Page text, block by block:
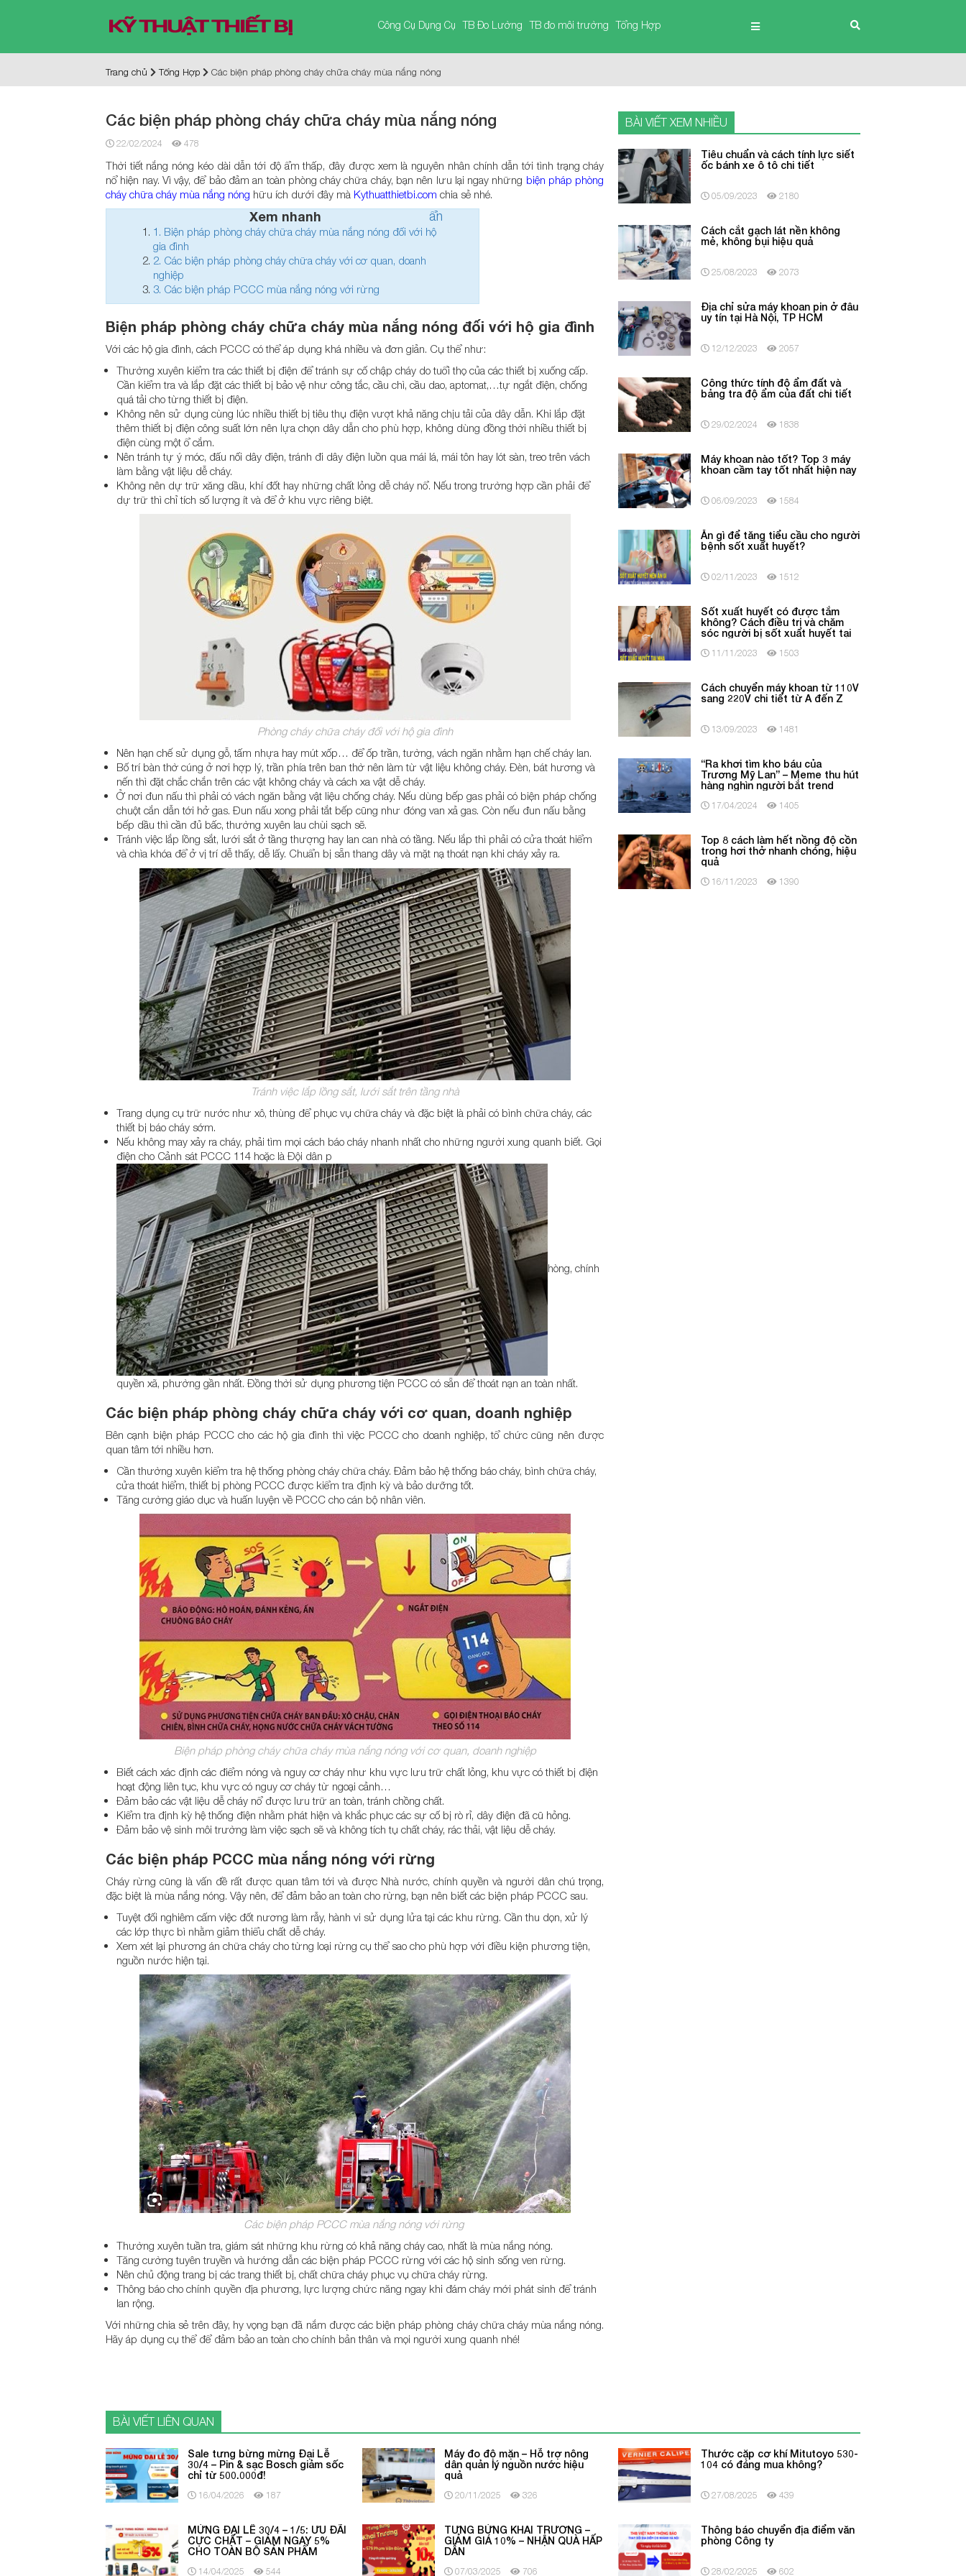
Công Cụ Dụng Cụ TB Đo Lường TB đo môi trường Tổng Hợp
Trang chủ Tổng Hợp Các biện pháp phòng cháy chữa cháy mùa nắng nóng
Các biện pháp phòng cháy chữa cháy mùa nắng nóng
22/02/2024 478
Thời tiết nắng nóng kéo dài dẫn tới độ ẩm thấp, đây được xem là nguyên nhân chính dẫn tới tình trạng cháy
nổ hiện nay. Vì vậy, để bảo đảm an toàn phòng cháy chữa cháy, bạn nên lưu lại ngay những biện pháp phòng
cháy chữa cháy mùa nắng nóng hữu ích dưới đây mà Kythuatthietbi.com chia sẻ nhé.
Xem nhanh ẩn
1. Biện pháp phòng cháy chữa cháy mùa nắng nóng đối với hộ
gia đình
2. Các biện pháp phòng cháy chữa cháy với cơ quan, doanh
nghiệp
3. Các biện pháp PCCC mùa nắng nóng với rừng
Biện pháp phòng cháy chữa cháy mùa nắng nóng đối với hộ gia đình
Với các hộ gia đình, cách PCCC có thể áp dụng khá nhiều và đơn giản. Cụ thể như:
Thường xuyên kiểm tra các thiết bị điện để tránh sự cố chập cháy do tuổi thọ của các thiết bị xuống cấp.
Cần kiểm tra và lắp đặt các thiết bị bảo vệ như công tắc, cầu chì, cầu dao, aptomat,…tự ngắt điện, chống
quá tải cho từng thiết bị điện.
Không nên sử dụng cùng lúc nhiều thiết bị tiêu thụ điện vượt khả năng chịu tải của dây dẫn. Khi lắp đặt
thêm thiết bị điện công suất lớn nên lựa chọn dây dẫn cho phù hợp, không dùng đồng thời nhiều thiết bị
điện cùng một ổ cắm.
Nên tránh tự ý móc, đấu nối dây điện, tránh đi dây điện luồn qua mái lá, mái tôn hay lót sàn, treo trên vách
làm bằng vật liệu dễ cháy.
Không nên dự trữ xăng dầu, khí đốt hay những chất lỏng dễ cháy nổ. Nếu trong trường hợp cần phải để
dự trữ thì chỉ tích số lượng ít và để ở khu vực riêng biệt.
Phòng cháy chữa cháy đối với hộ gia đình
Nên hạn chế sử dụng gỗ, tấm nhựa hay mút xốp… để ốp trần, tường, vách ngăn nhằm hạn chế cháy lan.
Bố trí bàn thờ cúng ở nơi hợp lý, trần phía trên ban thờ nên làm từ vật liệu không cháy. Đèn, bát hương và
nến thì đặt chắc chắn trên các vật không cháy và cách xa vật dễ cháy.
Ở nơi đun nấu thì phải có vách ngăn bằng vật liệu chống cháy. Nếu dùng bếp gas phải có biện pháp chống
chuột cắn dẫn tới hở gas. Đun nấu xong phải tắt bếp cũng như đóng van xả gas. Còn nếu đun nấu bằng
bếp dầu thì cần đủ bấc, thường xuyên lau chùi sạch sẽ.
Tránh việc lắp lồng sắt, lưới sắt ở tầng thượng hay lan can nhà có tầng. Nếu lắp thì phải có cửa thoát hiểm
và chìa khóa để ở vị trí dễ thấy, dễ lấy. Chuẩn bị sẵn thang dây và mặt nạ thoát nạn khi cháy xảy ra.
Tránh việc lắp lồng sắt, lưới sắt trên tầng nhà
Trang dụng cụ trữ nước như xô, thùng để phục vụ chữa cháy và đặc biệt là phải có bình chữa cháy, các
thiết bị báo cháy sớm.
Nếu không may xảy ra cháy, phải tìm mọi cách báo cháy nhanh nhất cho những người xung quanh biết. Gọi
điện cho Cảnh sát PCCC 114 hoặc là Đội dân p
hòng, chính
quyền xã, phường gần nhất. Đồng thời sử dụng phương tiện PCCC có sẵn để thoát nạn an toàn nhất.
Các biện pháp phòng cháy chữa cháy với cơ quan, doanh nghiệp
Bên cạnh biện pháp PCCC cho các hộ gia đình thì việc PCCC cho doanh nghiệp, tổ chức cũng nên được
quan tâm tới nhiều hơn.
Cần thường xuyên kiểm tra hệ thống phòng cháy chữa cháy. Đảm bảo hệ thống báo cháy, bình chữa cháy,
cửa thoát hiểm, thiết bị phòng PCCC được kiểm tra định kỳ và bảo dưỡng tốt.
Tăng cường giáo dục và huấn luyện về PCCC cho cán bộ nhân viên.
Biện pháp phòng cháy chữa cháy mùa nắng nóng với cơ quan, doanh nghiệp
Biết cách xác định các điểm nóng và nguy cơ cháy như khu vực lưu trữ chất lỏng, khu vực có thiết bị điện
hoạt động liên tục, khu vực có nguy cơ cháy từ ngoại cảnh…
Đảm bảo các vật liệu dễ cháy nổ được lưu trữ an toàn, tránh chồng chất.
Kiểm tra định kỳ hệ thống điện nhằm phát hiện và khắc phục các sự cố bị rò rỉ, dây điện đã cũ hỏng.
Đảm bảo vệ sinh môi trường làm việc sạch sẽ và không tích tụ chất cháy, rác thải, vật liệu dễ cháy.
Các biện pháp PCCC mùa nắng nóng với rừng
Cháy rừng cũng là vấn đề rất được quan tâm tới và được Nhà nước, chính quyền và người dân chú trọng,
đặc biệt là mùa nắng nóng. Vậy nên, để đảm bảo an toàn cho rừng, bạn nên biết các biện pháp PCCC sau.
Tuyệt đối nghiêm cấm việc đốt nương làm rẫy, hành vi sử dụng lửa tại các khu rừng. Cần thu dọn, xử lý
các lớp thực bì nhằm giảm thiểu chất dễ cháy.
Xem xét lại phương án chữa cháy cho từng loại rừng cụ thể sao cho phù hợp với điều kiện phương tiện,
nguồn nước hiện tại.
Các biện pháp PCCC mùa nắng nóng với rừng
Thường xuyên tuần tra, giám sát những khu rừng có khả năng cháy cao, nhất là mùa nắng nóng.
Tăng cường tuyên truyền và hướng dẫn các biện pháp PCCC rừng với các hộ sinh sống ven rừng.
Nên chủ động trang bị các trang thiết bị, chất chữa cháy phục vụ chữa cháy rừng.
Thông báo cho chính quyền địa phương, lực lượng chức năng ngay khi đám cháy mới phát sinh để tránh
lan rộng.
Với những chia sẻ trên đây, hy vọng bạn đã nắm được các biện pháp phòng cháy chữa cháy mùa nắng nóng.
Hãy áp dụng cụ thể để đảm bảo an toàn cho chính bản thân và mọi người xung quanh nhé!
BÀI VIẾT XEM NHIỀU
Tiêu chuẩn và cách tính lực siết
ốc bánh xe ô tô chi tiết
05/09/2023 2180
Cách cắt gạch lát nền không
mẻ, không bụi hiệu quả
25/08/2023 2073
Địa chỉ sửa máy khoan pin ở đâu
uy tín tại Hà Nội, TP HCM
12/12/2023 2057
Công thức tính độ ẩm đất và
bảng tra độ ẩm của đất chi tiết
29/02/2024 1838
Máy khoan nào tốt? Top 3 máy
khoan cầm tay tốt nhất hiện nay
06/09/2023 1584
Ăn gì để tăng tiểu cầu cho người
bệnh sốt xuất huyết?
02/11/2023 1512
Sốt xuất huyết có được tắm
không? Cách điều trị và chăm
sóc người bị sốt xuất huyết tại
11/11/2023 1503
Cách chuyển máy khoan từ 110V
sang 220V chi tiết từ A đến Z
13/09/2023 1481
“Ra khơi tìm kho báu của
Trương Mỹ Lan” – Meme thu hút
hàng nghìn người bắt trend
17/04/2024 1405
Top 8 cách làm hết nồng độ cồn
trong hơi thở nhanh chóng, hiệu
quả
16/11/2023 1390
BÀI VIẾT LIÊN QUAN
Sale tưng bừng mừng Đại Lễ
30/4 – Pin & sạc Bosch giảm sốc
chỉ từ 500.000đ!
16/04/2026 187
Máy đo độ mặn – Hỗ trợ nông
dân quản lý nguồn nước hiệu
quả
20/11/2025 326
Thước cặp cơ khí Mitutoyo 530-
104 có đáng mua không?
27/08/2025 439
MỪNG ĐẠI LỄ 30/4 – 1/5: ƯU ĐÃI
CỰC CHẤT – GIẢM NGAY 5%
CHO TOÀN BỘ SẢN PHẨM
14/04/2025 544
TƯNG BỪNG KHAI TRƯƠNG –
GIẢM GIÁ 10% – NHẬN QUÀ HẤP
DẪN
07/03/2025 706
Thông báo chuyển địa điểm văn
phòng Công ty
28/02/2025 602